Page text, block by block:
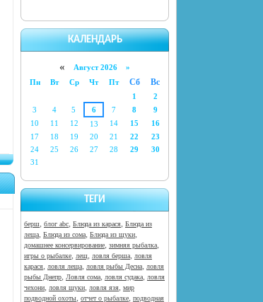
КАЛЕНДАРЬ
« Август 2026 »
Пн
Вт Ср Чт Пт Сб Вс
1
2
3
4 5 6 7 8
9
10
11 12 13 14 15
16
17
18 19 20 21 22
23
24
25 26 27 28 29
30
31
ТЕГИ
берш, блог abc, Блюда из карася, Блюда из
леща, Блюда из сома, Блюда из щуки,
домашнее консервирование, зимняя рыбалка,
игры о рыбалке, лещ, ловля берша, ловля
карася, ловля леща, ловля рыбы Десна, ловля
рыбы Днепр, Ловля сома, ловля судака, ловля
чехони, ловля щуки, ловля язя, мир
подводной охоты, отчет о рыбалке, подводная